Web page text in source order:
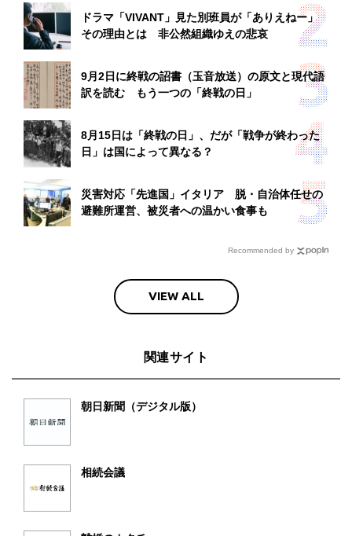
ドラマ「VIVANT」見た別班員が「ありえねー」
その理由とは 非公然組織ゆえの悲哀
9月2日に終戦の詔書（玉音放送）の原文と現代語
訳を読む もう一つの「終戦の日」
8月15日は「終戦の日」、だが「戦争が終わった
日」は国によって異なる？
災害対応「先進国」イタリア 脱・自治体任せの
避難所運営、被災者への温かい食事も
Recommended by
VIEW ALL
関連サイト
朝日新聞（デジタル版）
相続会議